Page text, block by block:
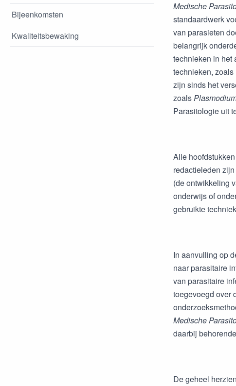
Bijeenkomsten
Kwaliteitsbewaking
Medische
standaardwerk
van parasieten
belangrijk
technieken in het
technieken,
zijn sinds het
zoals
Parasitologie uit
Alle
redactieleden
(de ontwikkeling
onderwijs of
gebruikte
In aanvulling op
naar parasitaire
van parasitaire
toegevoegd over
Medische
daarbij
De geheel